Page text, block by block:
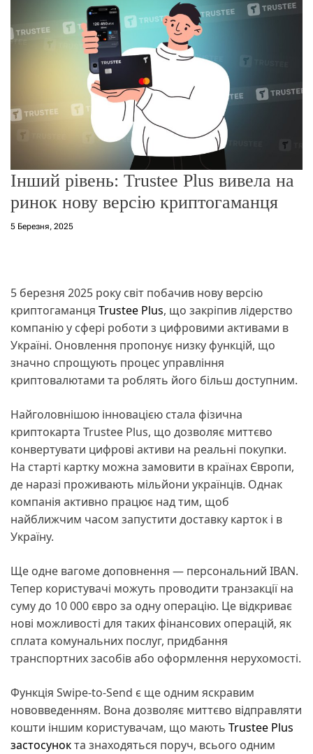
е
ж
Інший рівень: Trustee Plus вивела на
ринок нову версію криптогаманця
5 Березня, 2025
5 березня 2025 року світ побачив нову версію
криптогаманця Trustee Plus, що закріпив лідерство
компанію у сфері роботи з цифровими активами в
Україні. Оновлення пропонує низку функцій, що
значно спрощують процес управління
криптовалютами та роблять його більш доступним.
Найголовнішою інновацією стала фізична
криптокарта Trustee Plus, що дозволяє миттєво
конвертувати цифрові активи на реальні покупки.
На старті картку можна замовити в країнах Європи,
де наразі проживають мільйони українців. Однак
компанія активно працює над тим, щоб
найближчим часом запустити доставку карток і в
Україну.
Ще одне вагоме доповнення — персональний IBAN.
Тепер користувачі можуть проводити транзакції на
суму до 10 000 євро за одну операцію. Це відкриває
нові можливості для таких фінансових операцій, як
сплата комунальних послуг, придбання
транспортних засобів або оформлення нерухомості.
Функція Swipe-to-Send є ще одним яскравим
нововведенням. Вона дозволяє миттєво відправляти
кошти іншим користувачам, що мають Trustee Plus
застосунокта знаходяться поруч, всього одним